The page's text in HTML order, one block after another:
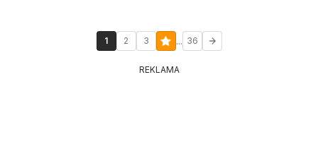
1 2 3 ... 36
REKLAMA